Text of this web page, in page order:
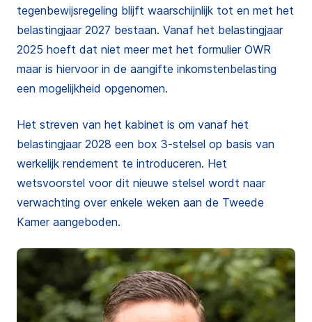
tegenbewijsregeling blijft waarschijnlijk tot en met het
belastingjaar 2027 bestaan. Vanaf het belastingjaar
2025 hoeft dat niet meer met het formulier OWR
maar is hiervoor in de aangifte inkomstenbelasting
een mogelijkheid opgenomen.
Het streven van het kabinet is om vanaf het
belastingjaar 2028 een box 3-stelsel op basis van
werkelijk rendement te introduceren. Het
wetsvoorstel voor dit nieuwe stelsel wordt naar
verwachting over enkele weken aan de Tweede
Kamer aangeboden.